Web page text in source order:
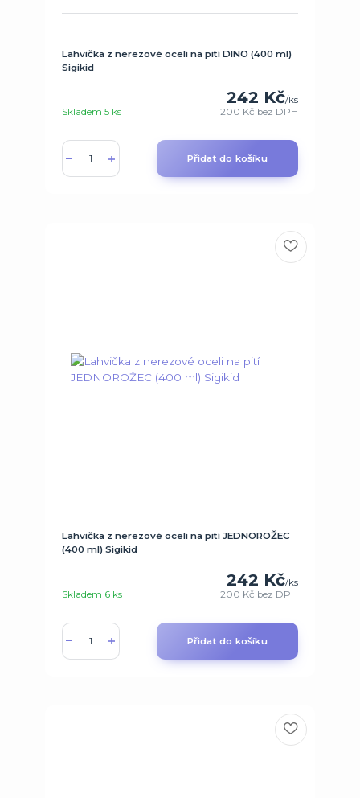
Lahvička z nerezové oceli na pití DINO (400 ml)
Sigikid
242 Kč/ks
200 Kč bez DPH
Skladem 5 ks
Přidat do košíku
Lahvička z nerezové oceli na pití JEDNOROŽEC
(400 ml) Sigikid
242 Kč/ks
200 Kč bez DPH
Skladem 6 ks
Přidat do košíku